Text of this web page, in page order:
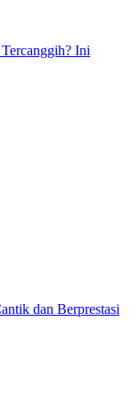
Ini
dan Berprestasi